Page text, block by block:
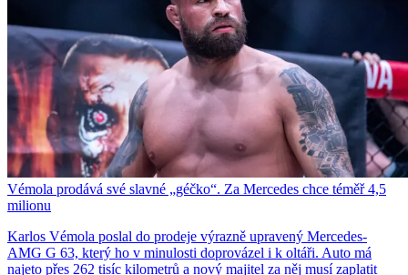
Vémola prodává své slavné „géčko“. Za Mercedes chce téměř 4,5
milionu
Karlos Vémola poslal do prodeje výrazně upravený Mercedes-
AMG G 63, který ho v minulosti doprovázel i k oltáři. Auto má
najeto přes 262 tisíc kilometrů a nový majitel za něj musí zaplatit